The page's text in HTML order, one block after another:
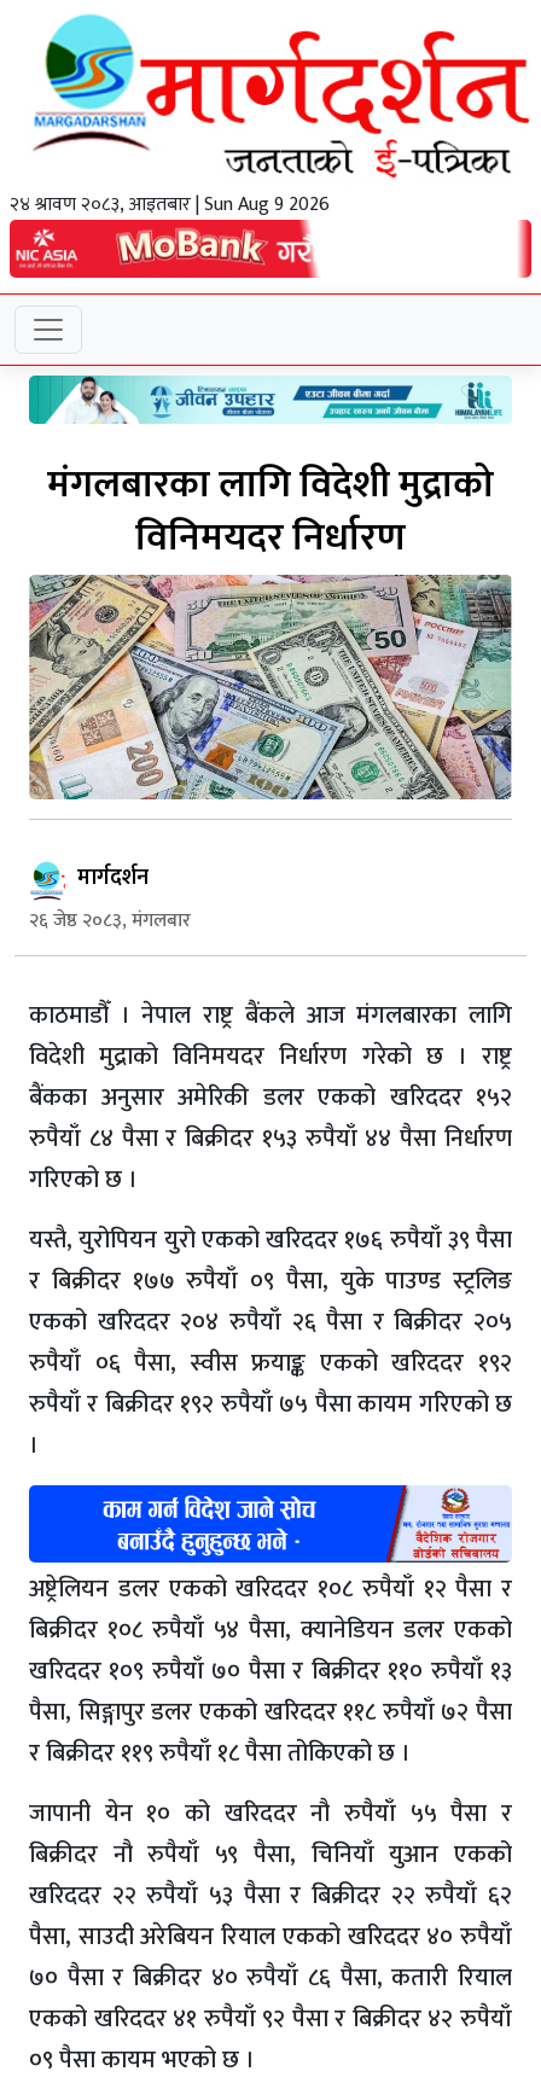
२४ श्रावण २०८३, आइतबार | Sun Aug 9 2026
मंगलबारका लागि विदेशी मुद्राको
विनिमयदर निर्धारण
मार्गदर्शन
२६ जेष्ठ २०८३, मंगलबार
काठमाडौँ । नेपाल राष्ट्र बैंकले आज मंगलबारका लागि
विदेशी मुद्राको विनिमयदर निर्धारण गरेको छ । राष्ट्र
बैंकका अनुसार अमेरिकी डलर एकको खरिददर १५२
रुपैयाँ ८४ पैसा र बिक्रीदर १५३ रुपैयाँ ४४ पैसा निर्धारण
गरिएको छ ।
यस्तै, युरोपियन युरो एकको खरिददर १७६ रुपैयाँ ३९ पैसा
र बिक्रीदर १७७ रुपैयाँ ०९ पैसा, युके पाउण्ड स्ट्रलिङ
एकको खरिददर २०४ रुपैयाँ २६ पैसा र बिक्रीदर २०५
रुपैयाँ ०६ पैसा, स्वीस फ्रयाङ्क एकको खरिददर १९२
रुपैयाँ र बिक्रीदर १९२ रुपैयाँ ७५ पैसा कायम गरिएको छ
।
अष्ट्रेलियन डलर एकको खरिददर १०८ रुपैयाँ १२ पैसा र
बिक्रीदर १०८ रुपैयाँ ५४ पैसा, क्यानेडियन डलर एकको
खरिददर १०९ रुपैयाँ ७० पैसा र बिक्रीदर ११० रुपैयाँ १३
पैसा, सिङ्गापुर डलर एकको खरिददर ११८ रुपैयाँ ७२ पैसा
र बिक्रीदर ११९ रुपैयाँ १८ पैसा तोकिएको छ ।
जापानी येन १० को खरिददर नौ रुपैयाँ ५५ पैसा र
बिक्रीदर नौ रुपैयाँ ५९ पैसा, चिनियाँ युआन एकको
खरिददर २२ रुपैयाँ ५३ पैसा र बिक्रीदर २२ रुपैयाँ ६२
पैसा, साउदी अरेबियन रियाल एकको खरिददर ४० रुपैयाँ
७० पैसा र बिक्रीदर ४० रुपैयाँ ८६ पैसा, कतारी रियाल
एकको खरिददर ४१ रुपैयाँ ९२ पैसा र बिक्रीदर ४२ रुपैयाँ
०९ पैसा कायम भएको छ ।